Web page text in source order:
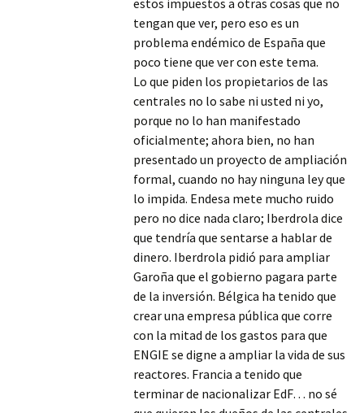
estos impuestos a otras cosas que no
tengan que ver, pero eso es un
problema endémico de España que
poco tiene que ver con este tema.
Lo que piden los propietarios de las
centrales no lo sabe ni usted ni yo,
porque no lo han manifestado
oficialmente; ahora bien, no han
presentado un proyecto de ampliación
formal, cuando no hay ninguna ley que
lo impida. Endesa mete mucho ruido
pero no dice nada claro; Iberdrola dice
que tendría que sentarse a hablar de
dinero. Iberdrola pidió para ampliar
Garoña que el gobierno pagara parte
de la inversión. Bélgica ha tenido que
crear una empresa pública que corre
con la mitad de los gastos para que
ENGIE se digne a ampliar la vida de sus
reactores. Francia a tenido que
terminar de nacionalizar EdF… no sé